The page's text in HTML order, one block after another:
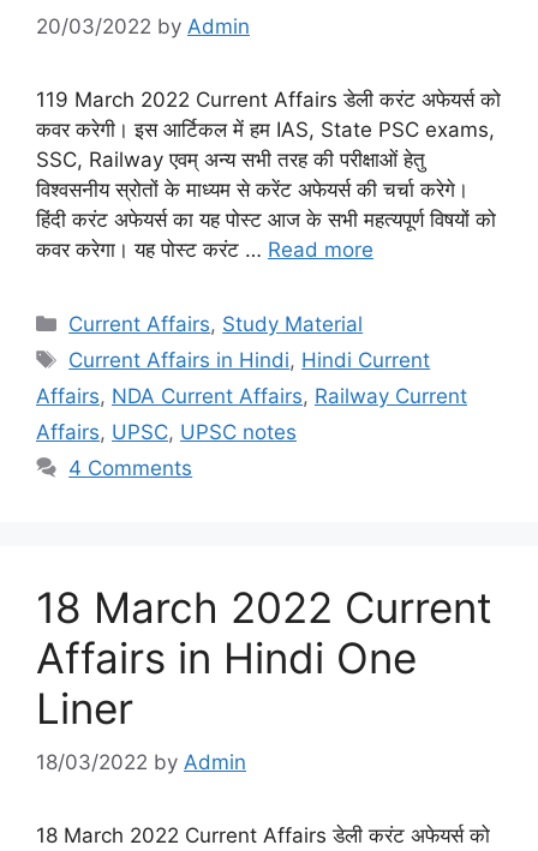
20/03/2022 by Admin
119 March 2022 Current Affairs डेली करंट अफेयर्स को
कवर करेगी। इस आर्टिकल में हम IAS, State PSC exams,
SSC, Railway एवम् अन्य सभी तरह की परीक्षाओं हेतु
विश्वसनीय स्रोतों के माध्यम से करेंट अफेयर्स की चर्चा करेगे।
हिंदी करंट अफेयर्स का यह पोस्ट आज के सभी महत्यपूर्ण विषयों को
कवर करेगा। यह पोस्ट करंट … Read more
Categories
Current Affairs, Study Material
Tags
Current Affairs in Hindi, Hindi Current
Affairs, NDA Current Affairs, Railway Current
Affairs, UPSC, UPSC notes
4 Comments
18 March 2022 Current
Affairs in Hindi One
Liner
18/03/2022 by Admin
18 March 2022 Current Affairs डेली करंट अफेयर्स को